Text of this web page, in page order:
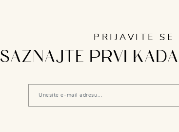
PRIJAVITE SE
SAZNAJTE PRVI